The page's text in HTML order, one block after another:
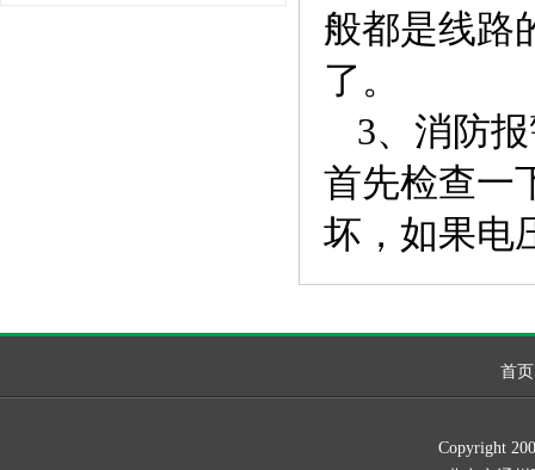
般都是线路
了。
3、消防
首先检查一
坏，如果电
首页
Copyright